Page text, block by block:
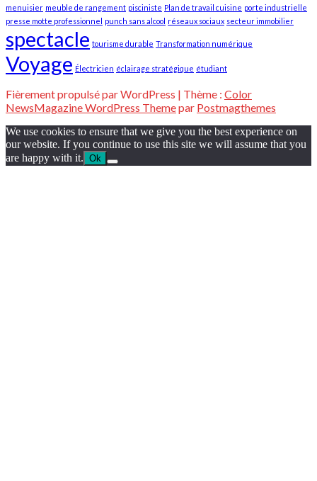
menuisier meuble de rangement pisciniste Plan de travail cuisine porte industrielle
presse motte professionnel punch sans alcool réseaux sociaux secteur immobilier
spectacle tourisme durable Transformation numérique
Voyage Électricien éclairage stratégique étudiant
Fièrement propulsé par WordPress | Thème : Color
NewsMagazine WordPress Themepar Postmagthemes
We use cookies to ensure that we give you the best experience on
our website. If you continue to use this site we will assume that you
are happy with it. Ok